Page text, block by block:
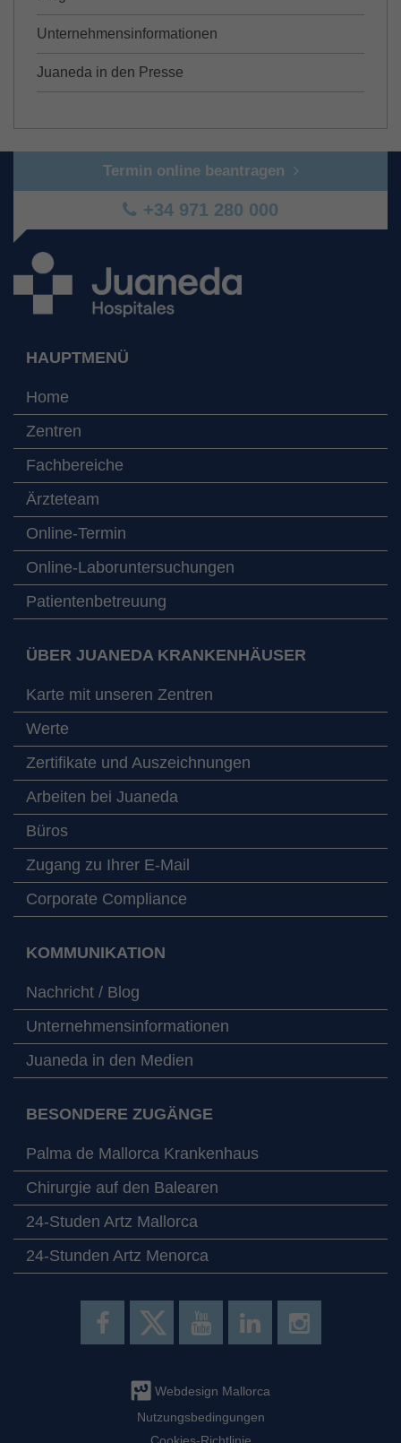
Unternehmensinformationen
Juaneda in den Presse
Termin online beantragen
+34 971 280 000
HAUPTMENÜ
Home
Zentren
Fachbereiche
Ärzteteam
Online-Termin
Online-Laboruntersuchungen
Patientenbetreuung
ÜBER JUANEDA KRANKENHÄUSER
Karte mit unseren Zentren
Werte
Zertifikate und Auszeichnungen
Arbeiten bei Juaneda
Büros
Zugang zu Ihrer E-Mail
Corporate Compliance
KOMMUNIKATION
Nachricht / Blog
Unternehmensinformationen
Juaneda in den Medien
BESONDERE ZUGÄNGE
Palma de Mallorca Krankenhaus
Chirurgie auf den Balearen
24-Studen Artz Mallorca
24-Stunden Artz Menorca
Webdesign Mallorca
Nutzungsbedingungen